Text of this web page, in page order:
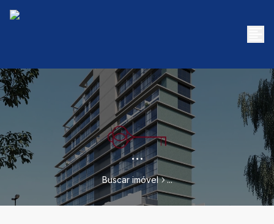
...
Buscar imóvel ...